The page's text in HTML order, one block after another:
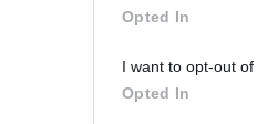
Opted In
I want to opt-out
Opted In